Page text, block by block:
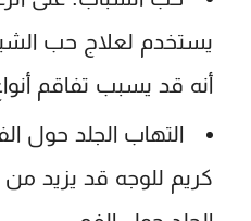
يستخدم لعلاج حب
أنه قد يسبب تفاقم
التهاب الجلد حول
كريم للوجه قد يزيد من